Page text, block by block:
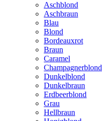
Aschblond
Aschbraun
Blau
Blond
Bordeauxrot
Braun
Caramel
Champagnerblond
Dunkelblond
Dunkelbraun
Erdbeerblond
Grau
Hellbraun